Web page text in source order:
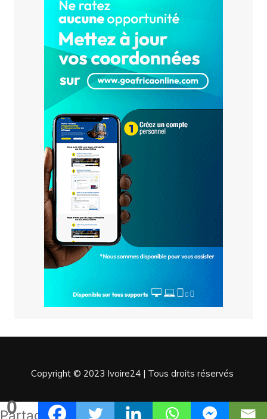
0
Partages
Copyright © 2023 Ivoire24 | Tous droits réservés